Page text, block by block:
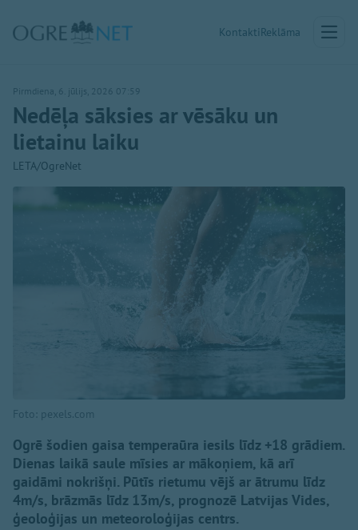
KontaktiReklāma
Pirmdiena, 6. jūlijs, 2026 07:59
Nedēļa sāksies ar vēsāku un
lietainu laiku
LETA/OgreNet
Foto: pexels.com
Ogrē šodien gaisa temperaūra iesils līdz +18 grādiem.
Dienas laikā saule mīsies ar mākoņiem, kā arī
gaidāmi nokrišņi. Pūtīs rietumu vējš ar ātrumu līdz
4m/s, brāzmās līdz 13m/s, prognozē Latvijas Vides,
ģeoloģijas un meteoroloģijas centrs.